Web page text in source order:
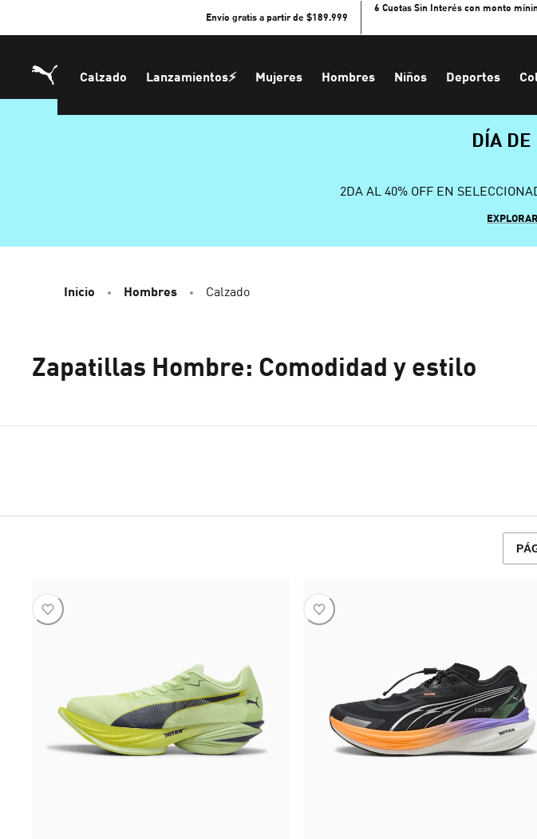
Envío gratis a partir de $189.999
6 Cuotas Sin Interés con monto
Calzado Lanzamientos⚡ Mujeres Hombres Niños Deportes
DÍA
2DA AL 40% OFF EN
Inicio Hombres Calzado
Zapatillas Hombre: Comodidad y estilo